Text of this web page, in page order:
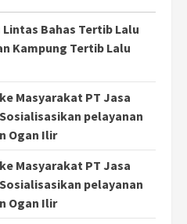
Bahas Tertib Lalu
Kampung Tertib Lalu
Masyarakat PT Jasa
pelayanan
Ogan Ilir
Masyarakat PT Jasa
pelayanan
Ogan Ilir